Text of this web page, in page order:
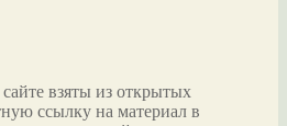
взяты из открытых
ссылку на материал в